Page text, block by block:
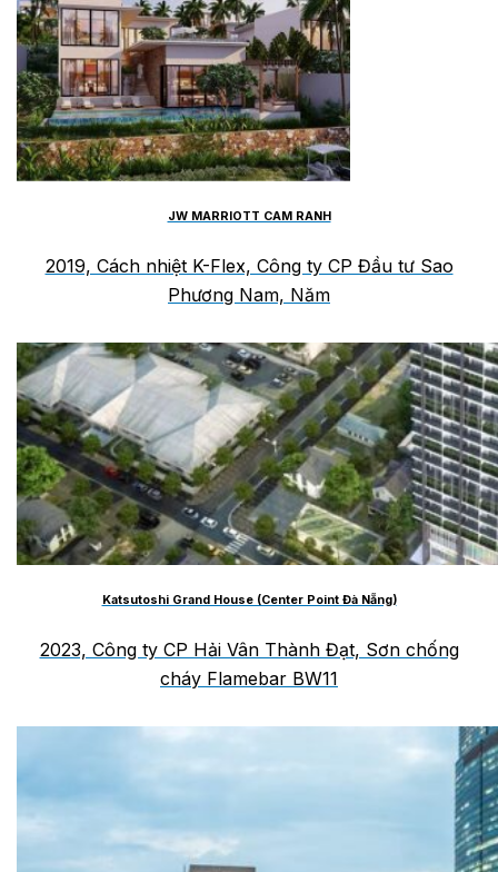
JW MARRIOTT CAM RANH
2019, Cách nhiệt K-Flex, Công ty CP Đầu tư Sao
Phương Nam, Năm
Katsutoshi Grand House (Center Point Đà Nẵng)
2023, Công ty CP Hải Vân Thành Đạt, Sơn chống
cháy Flamebar BW11